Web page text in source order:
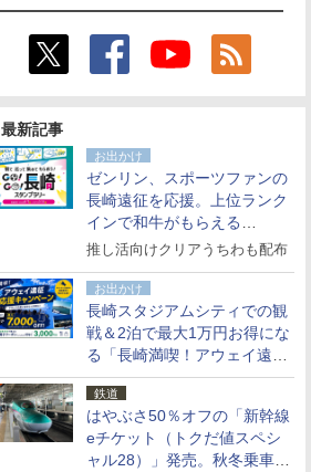
最新記事
お出かけ
ゼンリン、スポーツファンの
長崎遠征を応援。上位ランク
インで和牛がもらえる
「GO！GO！長崎スタンプラ
推し活向けクリアうちわも配布
お出かけ
長崎スタジアムシティでの観
戦＆2泊で最大1万円お得にな
る「長崎満喫！アウェイ遠征
応援キャンペーン」
鉄道
はやぶさ50％オフの「新幹線
eチケット（トクだ値スペシ
ャル28）」発売。秋冬乗車